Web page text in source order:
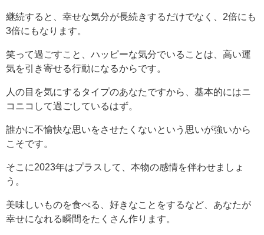
継続すると、幸せな気分が長続きするだけでなく、2倍にも
3倍にもなります。
笑って過ごすこと、ハッピーな気分でいることは、高い運
気を引き寄せる行動になるからです。
人の目を気にするタイプのあなたですから、基本的にはニ
コニコして過ごしているはず。
誰かに不愉快な思いをさせたくないという思いが強いから
こそです。
そこに2023年はプラスして、本物の感情を伴わせましょ
う。
美味しいものを食べる、好きなことをするなど、あなたが
幸せになれる瞬間をたくさん作ります。